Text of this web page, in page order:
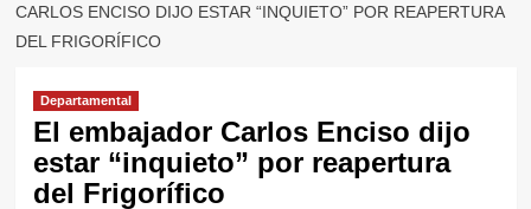
CARLOS ENCISO DIJO ESTAR “INQUIETO” POR REAPERTURA
DEL FRIGORÍFICO
Departamental
El embajador Carlos Enciso dijo
estar “inquieto” por reapertura
del Frigorífico